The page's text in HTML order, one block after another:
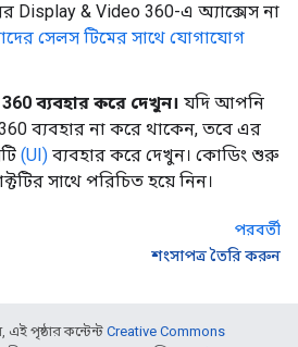
Display & Video 360-এ অ্যাক্সেস না
সেলস টিমের সাথে যোগাযোগ
ব্যবহার করে দেখুন। যদি আপনি
ব্যবহার না করে থাকেন, তবে এর
(UI) ব্যবহার করে দেখুন। কোডিং শুরু
সাথে পরিচিত হয়ে নিন।
পরবর্তী
শংসাপত্র তৈরি করুন
পৃষ্ঠার কন্টেন্ট Creative Commons